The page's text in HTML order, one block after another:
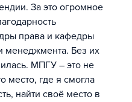
За это огромное
права и кафедры
менеджмента. Без их
МПГУ – это не
место, где я смогла
найти своё место в